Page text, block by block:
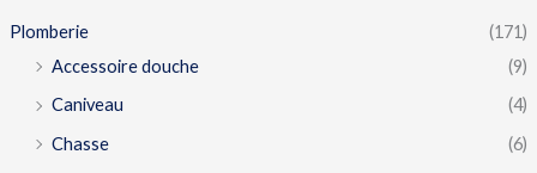
Plomberie
(171)
Accessoire douche
(9)
Caniveau
(4)
Chasse
(6)